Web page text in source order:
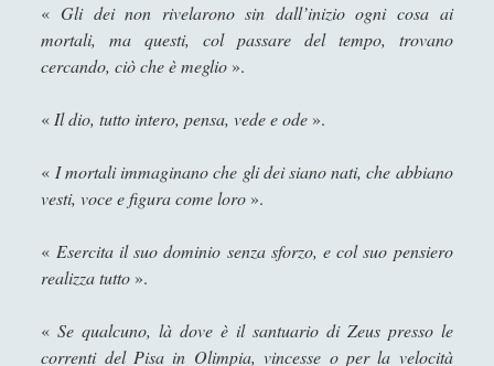
(Diarkos 2023)
► Saggi(72)
Libri Recensiti(441)
Ironia(7)
► Attualità(12)
« Gli dei non rivelarono sin dall’inizio ogni cosa ai
mortali, ma questi, col passare del tempo, trovano
cercando, ciò che è meglio ».
« Il dio, tutto intero, pensa, vede e ode ».
« I mortali immaginano che gli dei siano nati, che abbiano
vesti, voce e figura come loro ».
« Esercita il suo dominio senza sforzo, e col suo pensiero
realizza tutto ».
«Se qualcuno, là dove è il santuario di Zeus presso le
correnti del Pisa in Olimpia, vincesse o per la velocità